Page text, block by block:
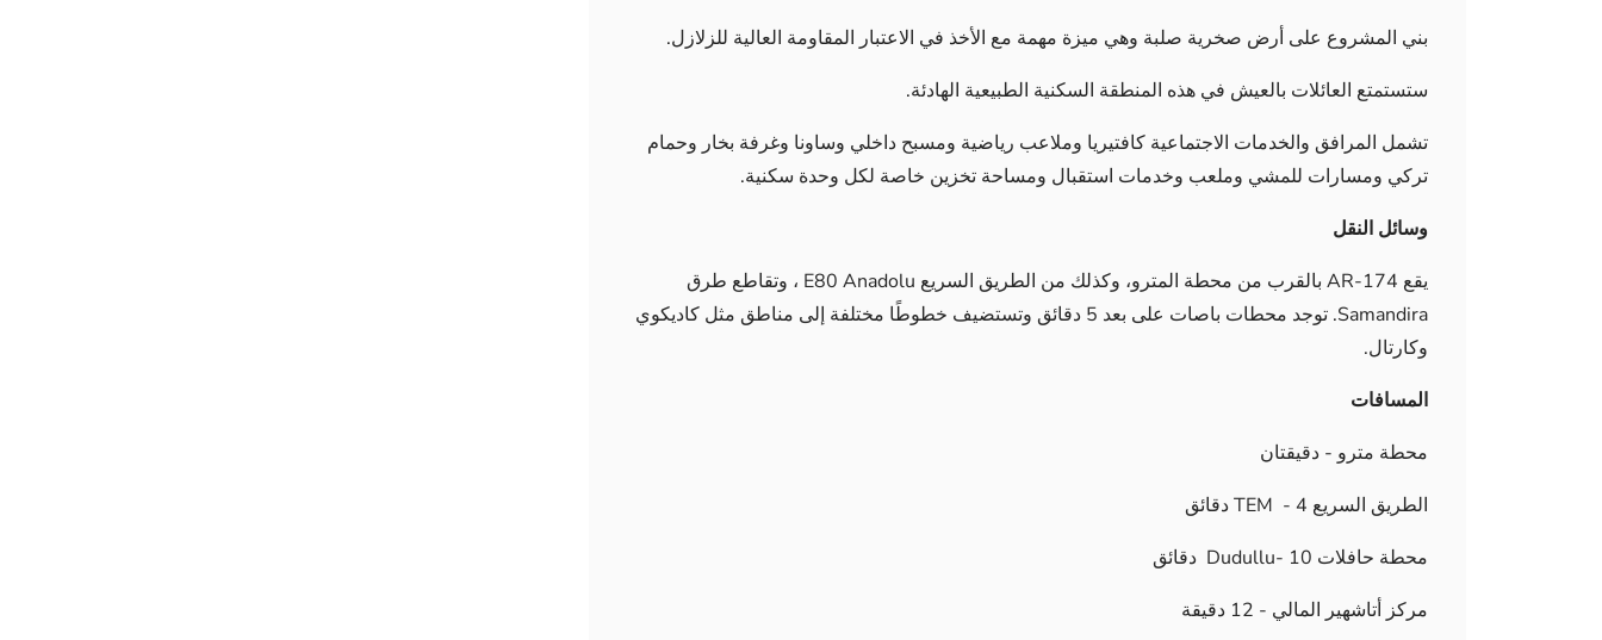
بني المشروع على أرض صخرية صلبة وهي ميزة مهمة مع الأخذ في الاعتبار المقاومة العالية للزلازل.
ستستمتع العائلات بالعيش في هذه المنطقة السكنية الطبيعية الهادئة.
تشمل المرافق والخدمات الاجتماعية كافتيريا وملاعب رياضية ومسبح داخلي وساونا وغرفة بخار وحمام
تركي ومسارات للمشي وملعب وخدمات استقبال ومساحة تخزين خاصة لكل وحدة سكنية.
وسائل النقل
يقع AR-174 بالقرب من محطة المترو، وكذلك من الطريق السريع E80 Anadolu ، وتقاطع طرق
Samandira. توجد محطات باصات على بعد 5 دقائق وتستضيف خطوطًا مختلفة إلى مناطق مثل كاديكوي
وكارتال.
المسافات
محطة مترو - دقيقتان
الطريق السريع TEM - 4 دقائق
محطة حافلات Dudullu- 10 دقائق
مركز أتاشهير المالي - 12 دقيقة